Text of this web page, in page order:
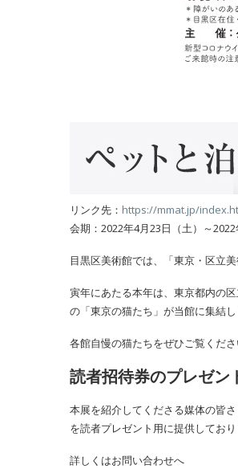
リンク先： https://mmat.jp/
会期：2022年4月23日（土）～2022
目黒区美術館では、「東京・区立
寅年にあたる本年は、東京都内の
の「東京の猫たち」が当館に集結し
各館自慢の猫たちをぜひご覧くださ
読者招待券のプレゼン
本展を紹介してくださる媒体の皆
を読者プレゼント用に提供しており
詳しくはお問い合わせへ